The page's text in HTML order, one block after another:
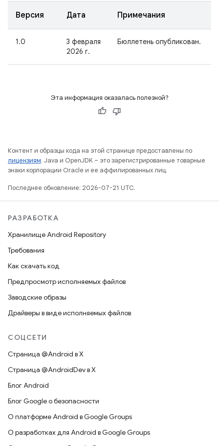
Версия Дата Примечания
1.0
3 февраля
2026 г.
Бюллетень опубликован.
Эта информация оказалась полезной?
Контент и образцы кода на этой странице предоставлены по
лицензиям. Java и OpenJDK – это зарегистрированные товарные
знаки корпорации Oracle и ее аффилированных лиц.
Последнее обновление: 2026-07-21 UTC.
РАЗРАБОТКА
Хранилище Android Repository
Требования
Как скачать код
Предпросмотр исполняемых файлов
Заводские образы
Драйверы в виде исполняемых файлов
СОЦСЕТИ
Страница @Android в X
Страница @AndroidDev в X
Блог Android
Блог Google о безопасности
О платформе Android в Google Groups
О разработках для Android в Google Groups